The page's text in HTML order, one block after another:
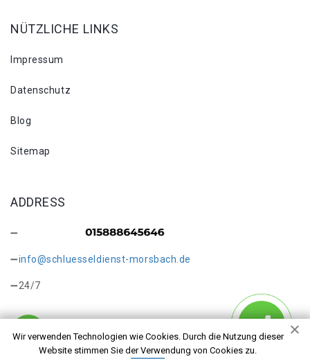
Wir verwenden Technologien wie Cookies. Durch die Nutzung dieser
Website stimmen Sie der Verwendung von Cookies zu.
NÜTZLICHE LINKS
Impressum
Datenschutz
Blog
Sitemap
ADDRESS
info@schluesseldienst-morsbach.de
24/7